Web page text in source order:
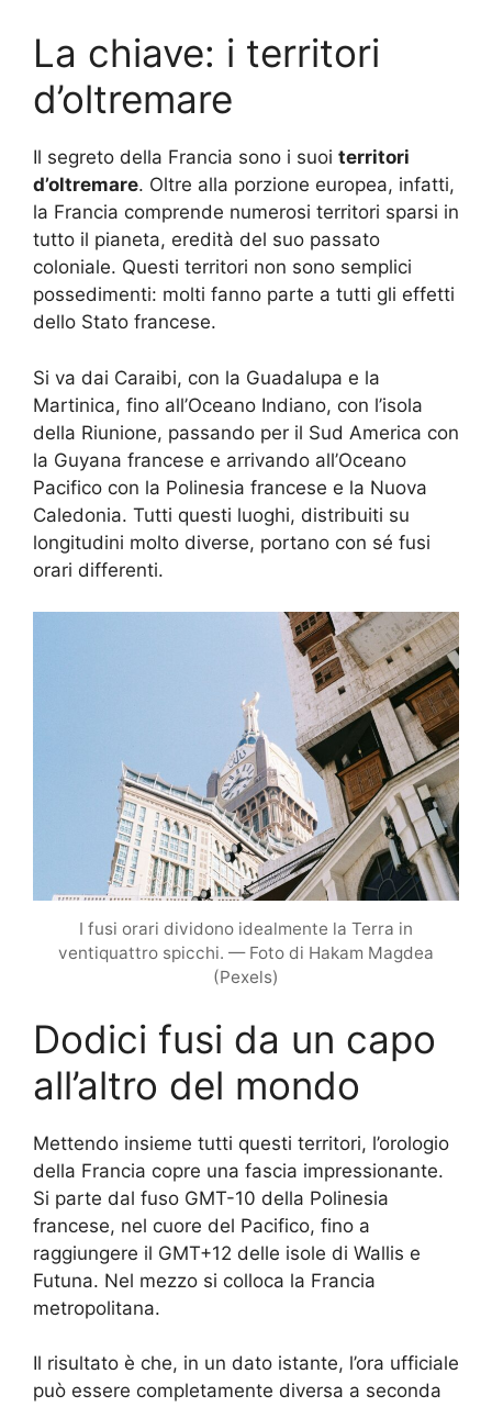
La chiave: i territori
d’oltremare
Il segreto della Francia sono i suoi territori
d’oltremare. Oltre alla porzione europea, infatti,
la Francia comprende numerosi territori sparsi in
tutto il pianeta, eredità del suo passato
coloniale. Questi territori non sono semplici
possedimenti: molti fanno parte a tutti gli effetti
dello Stato francese.
Si va dai Caraibi, con la Guadalupa e la
Martinica, fino all’Oceano Indiano, con l’isola
della Riunione, passando per il Sud America con
la Guyana francese e arrivando all’Oceano
Pacifico con la Polinesia francese e la Nuova
Caledonia. Tutti questi luoghi, distribuiti su
longitudini molto diverse, portano con sé fusi
orari differenti.
I fusi orari dividono idealmente la Terra in
ventiquattro spicchi. — Foto di Hakam Magdea
(Pexels)
Dodici fusi da un capo
all’altro del mondo
Mettendo insieme tutti questi territori, l’orologio
della Francia copre una fascia impressionante.
Si parte dal fuso GMT-10 della Polinesia
francese, nel cuore del Pacifico, fino a
raggiungere il GMT+12 delle isole di Wallis e
Futuna. Nel mezzo si colloca la Francia
metropolitana.
Il risultato è che, in un dato istante, l’ora ufficiale
può essere completamente diversa a seconda